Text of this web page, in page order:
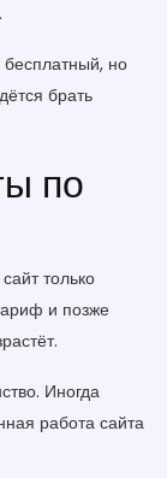
но
брать
по
только
и позже
Иногда
работа сайта